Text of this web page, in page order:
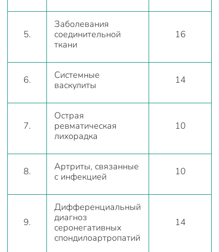
5.
Заболевания
соединительной
ткани
16
6.
Системные
васкулиты
14
7.
Острая
ревматическая
лихорадка
10
8.
Артриты, связанные
с инфекцией
10
9.
Дифференциальный
диагноз
серонегативных
спондилоартропатий
14